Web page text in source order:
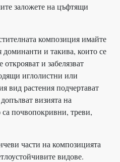
заложете на цъфтящи
композиция имайте
и такива, които се
и забелязват
иглолистни или
вид растения подчертават
визията на
почвопокривни, треви,
части на композицията
видове.